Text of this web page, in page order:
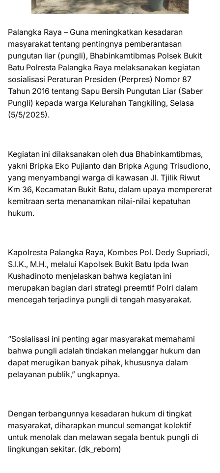
Palangka Raya – Guna meningkatkan kesadaran
masyarakat tentang pentingnya pemberantasan
pungutan liar (pungli), Bhabinkamtibmas Polsek Bukit
Batu Polresta Palangka Raya melaksanakan kegiatan
sosialisasi Peraturan Presiden (Perpres) Nomor 87
Tahun 2016 tentang Sapu Bersih Pungutan Liar (Saber
Pungli) kepada warga Kelurahan Tangkiling, Selasa
(5/5/2025).
Kegiatan ini dilaksanakan oleh dua Bhabinkamtibmas,
yakni Bripka Eko Pujianto dan Bripka Agung Trisudiono,
yang menyambangi warga di kawasan Jl. Tjilik Riwut
Km 36, Kecamatan Bukit Batu, dalam upaya mempererat
kemitraan serta menanamkan nilai-nilai kepatuhan
hukum.
Kapolresta Palangka Raya, Kombes Pol. Dedy Supriadi,
S.I.K., M.H., melalui Kapolsek Bukit Batu Ipda Iwan
Kushadinoto menjelaskan bahwa kegiatan ini
merupakan bagian dari strategi preemtif Polri dalam
mencegah terjadinya pungli di tengah masyarakat.
“Sosialisasi ini penting agar masyarakat memahami
bahwa pungli adalah tindakan melanggar hukum dan
dapat merugikan banyak pihak, khususnya dalam
pelayanan publik,” ungkapnya.
Dengan terbangunnya kesadaran hukum di tingkat
masyarakat, diharapkan muncul semangat kolektif
untuk menolak dan melawan segala bentuk pungli di
lingkungan sekitar. (dk_reborn)